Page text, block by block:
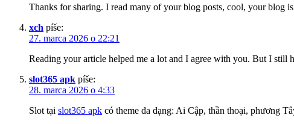
Thanks for sharing. I read many of your blog posts, cool, your blog
xch píše:
27. marca 2026 o 22:21
Reading your article helped me a lot and I agree with you. But I still
slot365 apk píše:
28. marca 2026 o 4:33
Slot tại slot365 apk có theme đa dạng: Ai Cập, thần thoại, phương